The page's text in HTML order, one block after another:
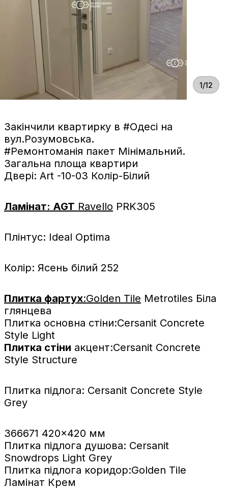
1/12
Закінчили квартирку в #Одесі на
вул.Розумовська.
#Ремонтоманія пакет Мінімальний.
Загальна площа квартири
Двері: Art -10-03 Колір-Білий
Ламінат: AGT Ravello PRK305
Плінтус: Ideal Optima
Колір: Ясень білий 252
Плитка фартух:Golden Tile Metrotiles Біла
глянцева
Плитка основна стіни:Cersanit Concrete
Style Light
Плитка стіни акцент:Cersanit Concrete
Style Structure
Плитка підлога: Cersanit Concrete Style
Grey
366671 420x420 мм
Плитка підлога душова: Cersanit
Snowdrops Light Grey
Плитка підлога коридор:Golden Tile
Ламінат Крем